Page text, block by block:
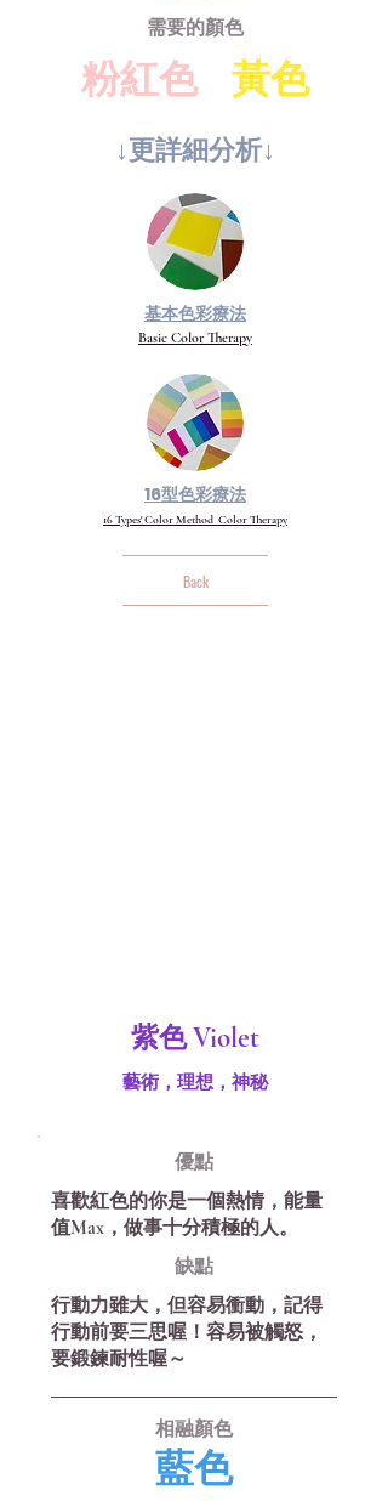
需要的顏色
粉紅色 黃色
↓更詳​細分析↓
基本色彩療法
Basic Color Therapy
16型色彩療法
16 Types' Color Method Color Therapy
Back
紫色 Violet
藝術，理想，神秘
優​點
喜歡紅色的你是一個熱情，能量
值Max，做事十分積極的人。
缺​點
行動力雖大，但容易衝動，記得
行動前要三思喔！容易被觸怒，
要鍛鍊耐性喔～
相融顏色
藍色